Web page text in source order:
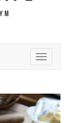
Toggle